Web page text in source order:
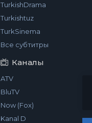
TurkishDrama
Turkishtuz
TurkSinema
Все субтитры
Каналы
ATV
BluTV
Now (Fox)
Kanal D